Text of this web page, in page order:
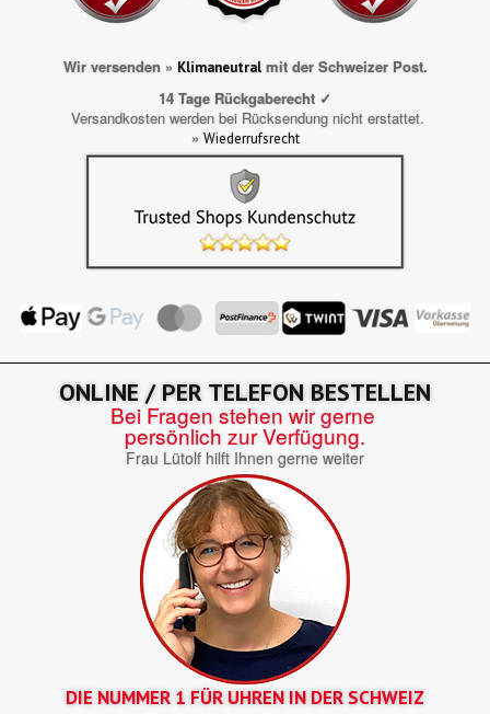
Wir versenden » Klimaneutralmit der Schweizer Post.
14 Tage Rückgaberecht ✓
Versandkosten werden bei Rücksendung nicht erstattet.
» Wiederrufsrecht
ONLINE / PER TELEFON BESTELLEN
Bei Fragen stehen wir gerne
persönlich zur Verfügung.
Frau Lütolf hilft Ihnen gerne weiter
DIE NUMMER 1 FÜR UHREN IN DER SCHWEIZ